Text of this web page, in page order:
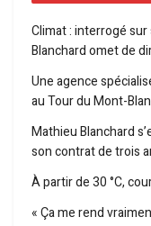
Climat : interrogé
Blanchard omet de
Une agence
au Tour du Mont-
Mathieu Blanchard
son contrat de trois
À partir de 30 °C,
« Ça me rend